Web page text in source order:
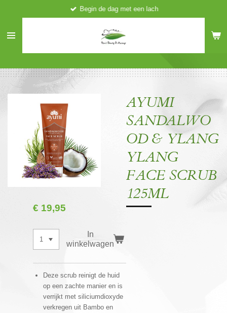
naar
hoofdinhoud
Begin de dag met een lach
AYUMI
SANDALWO
OD & YLANG
YLANG
FACE SCRUB
125ML
€ 19,95
In
winkelwagen
Deze scrub reinigt de huid
op een zachte manier en is
verrijkt met siliciumdioxyde
verkregen uit Bambo en